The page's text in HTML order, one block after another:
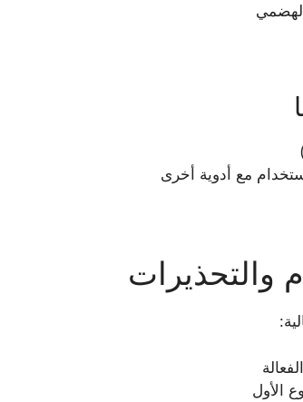
مع أدوية أخرى
والتحذيرات
الأول